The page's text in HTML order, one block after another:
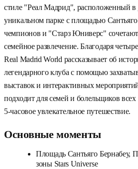
стиле "Реал Мадрид", расположенный
уникальном парке с площадью
чемпионов и "Старз Юниверс"
семейное развлечение. Благодаря
Real Madrid World рассказывает об
легендарного клуба с помощью
выставок и интерактивных
подходит для семей и болельщиков всех
5-часовое увлекательное путешествие.
Основные моменты
Площадь Сантьяго Бернабеу,
зоны Stars Universe